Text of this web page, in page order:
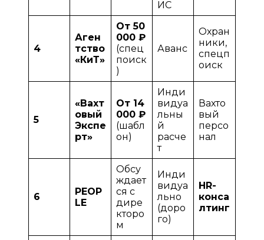
ИС
4
Аген
тство
«КиТ»
От 50
000 ₽
(спец
поиск
)
Аванс
Охран
ники,
спецп
оиск
5
«Вахт
овый
Экспе
рт»
От 14
000 ₽
(шабл
он)
Инди
видуа
льны
й
расче
т
Вахто
вый
персо
нал
6
PEOP
LE
Обсу
ждает
ся с
дире
кторо
м
Инди
видуа
льно
(доро
го)
HR-
конса
лтинг